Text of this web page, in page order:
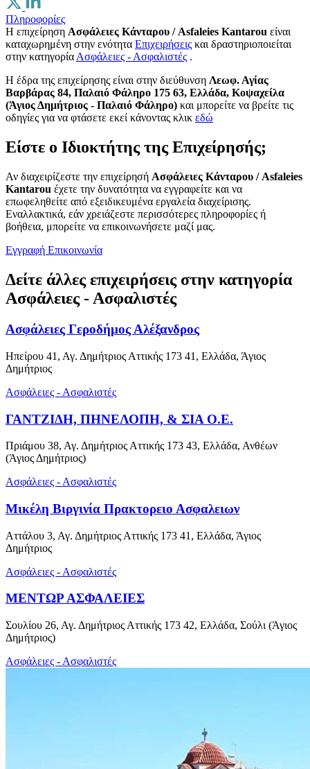
Πληροφορίες
Η επιχείρηση Ασφάλειες Κάνταρου / Asfaleies Kantarou είναι
καταχωρημένη στην ενότητα Επιχειρήσεις και δραστηριοποιείται
στην κατηγορίαΑσφάλειες - Ασφαλιστές .
H έδρα της επιχείρησης είναι στην διεύθυνση Λεωφ. Αγίας
Βαρβάρας 84, Παλαιό Φάληρο 175 63, Ελλάδα, Κοψαχείλα
(Άγιος Δημήτριος - Παλαιό Φάληρο) και μπορείτε να βρείτε τις
οδηγίες για να φτάσετε εκεί κάνοντας κλικ εδώ
Είστε ο Ιδιοκτήτης της Επιχείρησής;
Αν διαχειρίζεστε την επιχείρησή Ασφάλειες Κάνταρου / Asfaleies
Kantarou έχετε την δυνατότητα να εγγραφείτε και να
επωφεληθείτε από εξειδικευμένα εργαλεία διαχείρισης.
Εναλλακτικά, εάν χρειάζεστε περισσότερες πληροφορίες ή
βοήθεια, μπορείτε να επικοινωνήσετε μαζί μας.
Εγγραφή Επικοινωνία
Δείτε άλλες επιχειρήσεις στην κατηγορία
Ασφάλειες - Ασφαλιστές
Ασφάλειες Γεροδήμος Αλέξανδρος
Ηπείρου 41, Αγ. Δημήτριος Αττικής 173 41, Ελλάδα, Άγιος
Δημήτριος
Ασφάλειες - Ασφαλιστές
ΓΑΝΤΖΙΔΗ, ΠΗΝΕΛΟΠΗ, & ΣΙΑ Ο.Ε.
Πριάμου 38, Αγ. Δημήτριος Αττικής 173 43, Ελλάδα, Ανθέων
(Άγιος Δημήτριος)
Ασφάλειες - Ασφαλιστές
Μικέλη Βιργινία Πρακτορειο Ασφαλειων
Αττάλου 3, Αγ. Δημήτριος Αττικής 173 41, Ελλάδα, Άγιος
Δημήτριος
Ασφάλειες - Ασφαλιστές
ΜΕΝΤΩΡ ΑΣΦΑΛΕΙΕΣ
Σουλίου 26, Αγ. Δημήτριος Αττικής 173 42, Ελλάδα, Σούλι (Άγιος
Δημήτριος)
Ασφάλειες - Ασφαλιστές